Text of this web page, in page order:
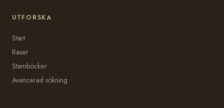
UTFORSKA
Start
Raser
Stamböcker
Avancerad sökning